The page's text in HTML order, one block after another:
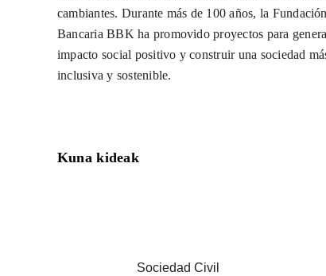
cambiantes. Durante más de 100 años, la Fundación
Bancaria BBK ha promovido proyectos para
impacto social positivo y construir una sociedad
inclusiva y sostenible.
Kuna kideak
Sociedad Civil